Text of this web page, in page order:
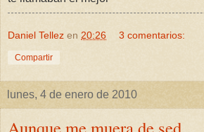
Daniel Tellez en 20:26 3 comentarios:
Compartir
lunes, 4 de enero de 2010
Aunque me muera de sed